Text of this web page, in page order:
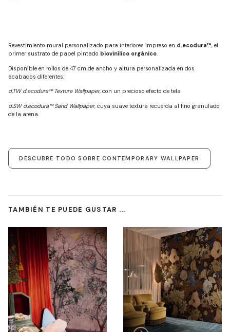
Revestimiento mural personalizado para interiores impreso en d.ecodura™, el
primer sustrato de papel pintado biovinílico orgánico.
Disponible en rollos de 47 cm de ancho y altura personalizada en dos
acabados diferentes:
d.TW d.ecodura™ Texture Wallpaper, con un precioso efecto de tela
d.SW d.ecodura™ Sand Wallpaper, cuya suave textura recuerda al fino granulado
de la arena.
DESCUBRE TODO SOBRE CONTEMPORARY WALLPAPER
TAMBIÉN TE PUEDE GUSTAR ...